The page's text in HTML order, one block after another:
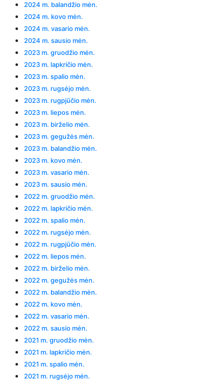
2024 m. balandžio mėn.
2024 m. kovo mėn.
2024 m. vasario mėn.
2024 m. sausio mėn.
2023 m. gruodžio mėn.
2023 m. lapkričio mėn.
2023 m. spalio mėn.
2023 m. rugsėjo mėn.
2023 m. rugpjūčio mėn.
2023 m. liepos mėn.
2023 m. birželio mėn.
2023 m. gegužės mėn.
2023 m. balandžio mėn.
2023 m. kovo mėn.
2023 m. vasario mėn.
2023 m. sausio mėn.
2022 m. gruodžio mėn.
2022 m. lapkričio mėn.
2022 m. spalio mėn.
2022 m. rugsėjo mėn.
2022 m. rugpjūčio mėn.
2022 m. liepos mėn.
2022 m. birželio mėn.
2022 m. gegužės mėn.
2022 m. balandžio mėn.
2022 m. kovo mėn.
2022 m. vasario mėn.
2022 m. sausio mėn.
2021 m. gruodžio mėn.
2021 m. lapkričio mėn.
2021 m. spalio mėn.
2021 m. rugsėjo mėn.